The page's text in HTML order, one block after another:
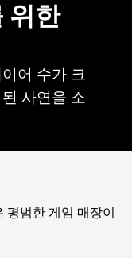
위한
어 수가 크
사연을 소
범한 게임 매장이